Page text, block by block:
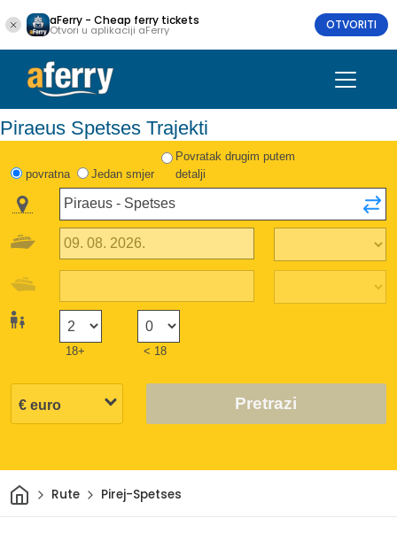
aFerry - Cheap ferry tickets
Otvori u aplikaciji aFerry OTVORITI
Piraeus Spetses Trajekti
povratna Jedan smjer
Povratak drugim putem
detalji
18+ < 18
Pretrazi
DomRute Pirej-Spetses